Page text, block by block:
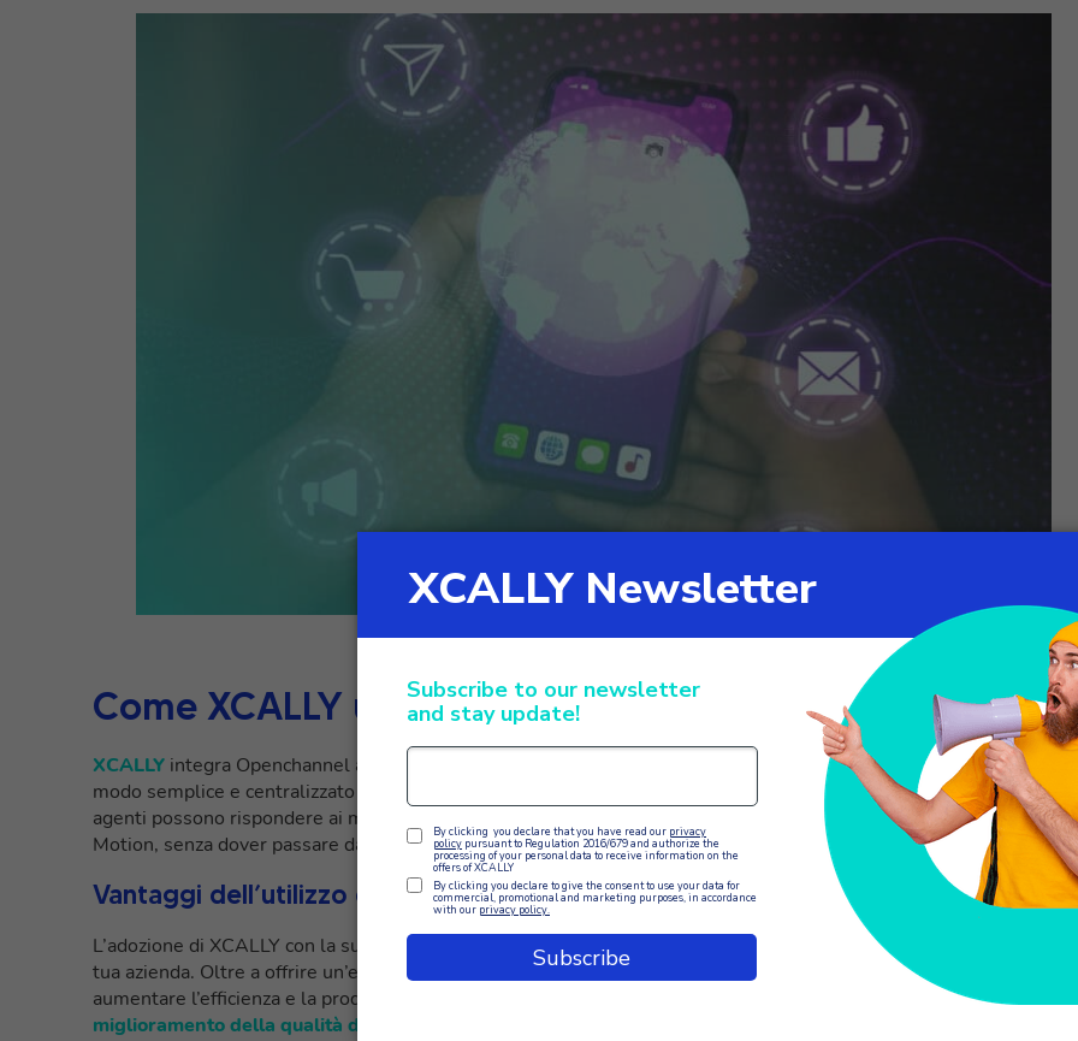
Come XCALLY utilizza Openchannel
XCALLY integra Openchannel all’interno della sua suite omnicanale XCALLY Motion, permettendo di gestire in
modo semplice e centralizzato le interazioni con i clienti attraverso i canali preferiti. Grazie a questa funzionalità,
agenti possono rispondere ai messaggi dei clienti su qualsiasi canale direttamente dall’interfaccia di XCALLY
Motion, senza dover passare da una piattaforma all’altra.
Vantaggi dell’utilizzo di XCALLY per il customer service
L’adozione di XCALLY con la sua funzionalità Open channel porta numerosi vantaggi per il customer service della
tua azienda. Oltre a offrire un’esperienza omnicanale fluida e personalizzata per i tuoi clienti, XCALLY consente di
aumentare l’efficienza e la produttività degli agenti, grazie all’interfaccia intuitiva e unificata. Questo si traduce in
miglioramento della qualità del servizio offerto e in una maggiore soddisfazione complessiva dei clienti